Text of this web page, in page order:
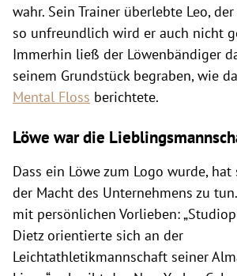
wahr. Sein Trainer überlebte Leo,
so unfreundlich wird er auch nicht
Immerhin ließ der Löwenbändiger
seinem Grundstück begraben, wie
Mental Floss berichtete.
Löwe war die
Dass ein Löwe zum Logo wurde,
der Macht des Unternehmens zu
mit persönlichen Vorlieben:
Dietz orientierte sich an der
Leichtathletikmannschaft seiner